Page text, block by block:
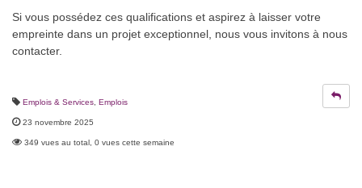
Si vous possédez ces qualifications et aspirez à laisser votre
empreinte dans un projet exceptionnel, nous vous invitons à nous
contacter.
Emplois & Services Emplois
23 novembre 2025
349 vues au total, 0 vues cette semaine